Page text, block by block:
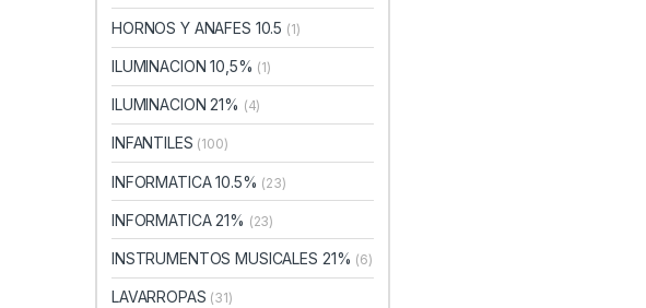
HORNOS Y ANAFES 10.5 (1)
ILUMINACION 10,5% (1)
ILUMINACION 21% (4)
INFANTILES (100)
INFORMATICA 10.5% (23)
INFORMATICA 21% (23)
INSTRUMENTOS MUSICALES 21% (6)
LAVARROPAS (31)